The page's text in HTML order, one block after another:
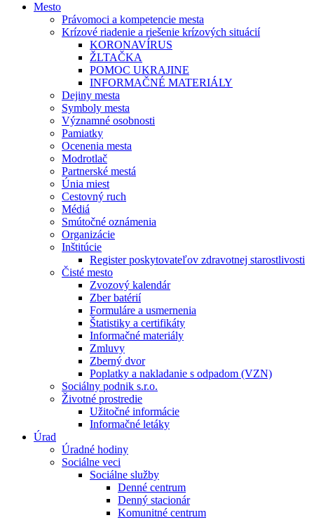
Mesto
Právomoci a kompetencie mesta
Krízové riadenie a riešenie krízových situácií
KORONAVÍRUS
ŽLTAČKA
POMOC UKRAJINE
INFORMAČNÉ MATERIÁLY
Dejiny mesta
Symboly mesta
Významné osobnosti
Pamiatky
Ocenenia mesta
Modrotlač
Partnerské mestá
Únia miest
Cestovný ruch
Médiá
Smútočné oznámenia
Organizácie
Inštitúcie
Register poskytovateľov zdravotnej starostlivosti
Čisté mesto
Zvozový kalendár
Zber batérií
Formuláre a usmernenia
Štatistiky a certifikáty
Informačné materiály
Zmluvy
Zberný dvor
Poplatky a nakladanie s odpadom (VZN)
Sociálny podnik s.r.o.
Životné prostredie
Užitočné informácie
Informačné letáky
Úrad
Úradné hodiny
Sociálne veci
Sociálne služby
Denné centrum
Denný stacionár
Komunitné centrum